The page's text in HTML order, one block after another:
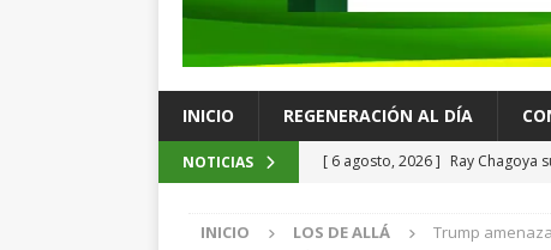
INICIO REGENERACIÓN AL DÍA
NOTICIAS [ 6 agosto, 2026 ] Ray Chagoya
[ 6 agosto, 2026 ] Advierten
INICIO LOS DE ALLÁ
Trump